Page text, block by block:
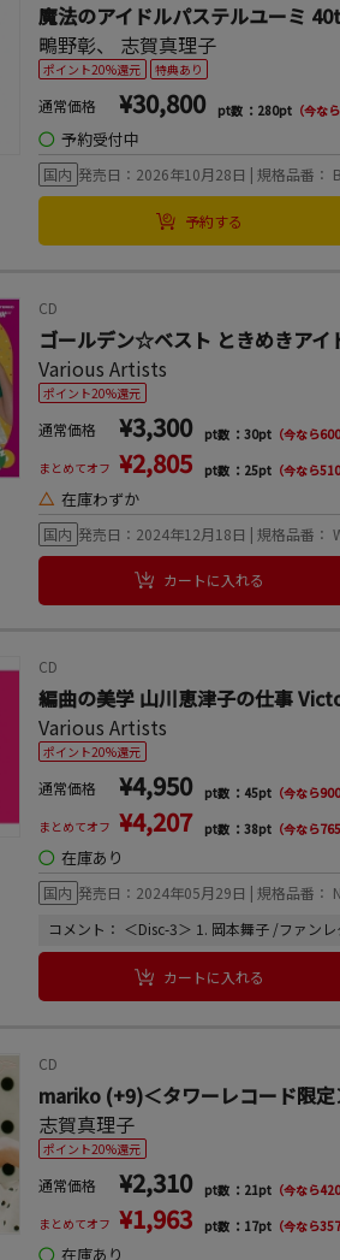
魔法のアイドルパステルユーミ
鴫野彰、 志賀真理子
ポイント20%還元 特典あり
通常価格 ¥30,800 pt数 ：280pt （今な
◯ 予約受付中
国内 発売日：2026年10月28日 | 規格品番：
予約する
CD
ゴールデン☆ベスト ときめきア
Various Artists
ポイント20%還元
通常価格 ¥3,300 pt数 ：30pt （今なら
まとめてオフ ¥2,805 pt数 ：25pt （今なら
△ 在庫わずか
国内 発売日：2024年12月18日 | 規格品番：
カートに入れる
CD
編曲の美学 山川恵津子の仕事
Various Artists
ポイント20%還元
通常価格 ¥4,950 pt数 ：45pt （今なら
まとめてオフ ¥4,207 pt数 ：38pt （今なら
◯ 在庫あり
国内 発売日：2024年05月29日 | 規格品番
コメント： ＜Disc-3＞ 1. 岡本舞子 /ファン
カートに入れる
CD
mariko (+9)＜タワーレコード限定
志賀真理子
ポイント20%還元
通常価格 ¥2,310 pt数 ：21pt （今なら
まとめてオフ ¥1,963 pt数 ：17pt （今なら
◯ 在庫あり